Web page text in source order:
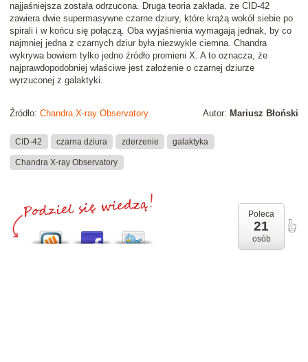
najjaśniejsza została odrzucona. Druga teoria zakłada, że CID-42
zawiera dwie supermasywne czarne dziury, które krążą wokół siebie po
spirali i w końcu się połączą. Oba wyjaśnienia wymagają jednak, by co
najmniej jedna z czarnych dziur była niezwykle ciemna. Chandra
wykrywa bowiem tylko jedno źródło promieni X. A to oznacza, że
najprawdopodobniej właściwe jest założenie o czarnej dziurze
wyrzuconej z galaktyki.
Autor: Mariusz Błoński
Źródło: Chandra X-ray Observatory
CID-42 czarna dziura zderzenie galaktyka
Chandra X-ray Observatory
Poleca
21
osób